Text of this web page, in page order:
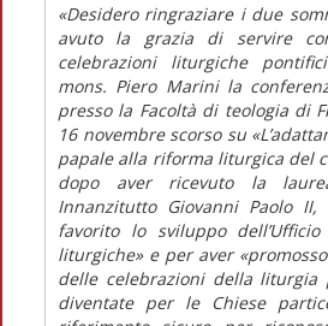
«Desidero ringraziare i due
avuto la grazia di servire
celebrazioni liturgiche
mons. Piero Marini la
presso la Facoltà di teologia di
16 novembre scorso su
papale alla riforma liturgica del
dopo aver ricevuto la
Innanzitutto Giovanni Paolo
favorito lo sviluppo
liturgiche» e per aver
delle celebrazioni della liturgia
diventate per le Chiese